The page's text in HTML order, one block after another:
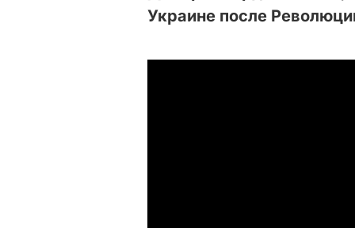
Украине после